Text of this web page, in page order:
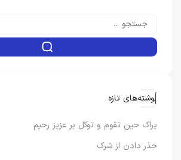
نوشته‌های تازه
یراک حین تقوم و توکل بر عزیز رحیم
حذر دادن از شرک